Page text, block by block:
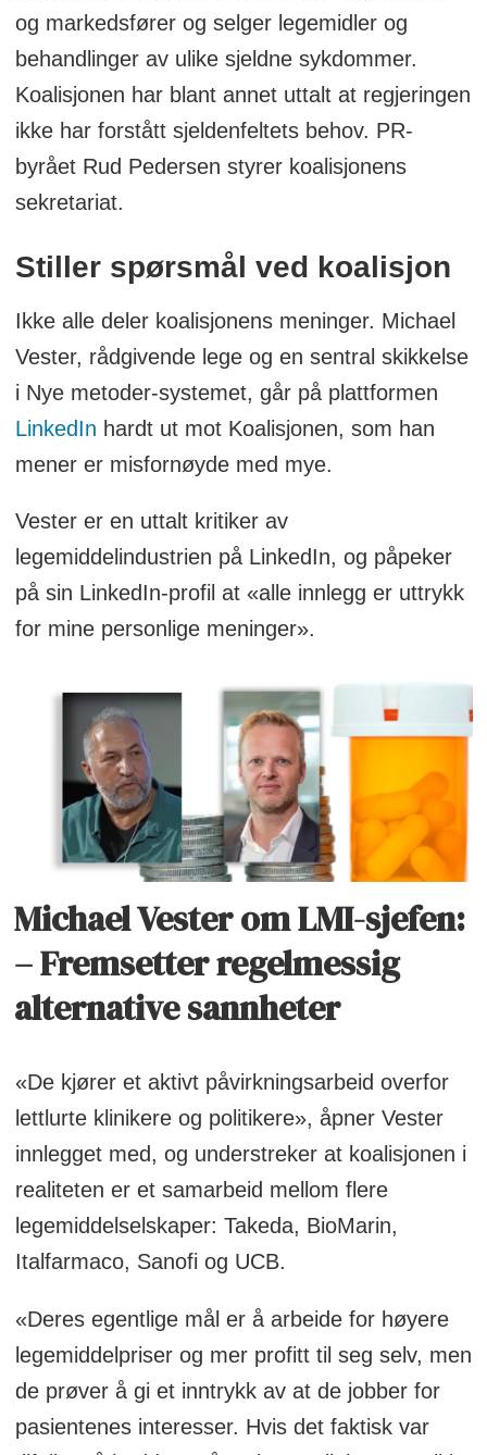
for beslutninger om hvilke legemidler som
skal eller ikke skal innføres i
spesialisthelsetjenesten.
Kilde: Nye metoder
og markedsfører og selger legemidler og
behandlinger av ulike sjeldne sykdommer.
Koalisjonen har blant annet uttalt at regjeringen
ikke har forstått sjeldenfeltets behov. PR-
byrået Rud Pedersen styrer koalisjonens
sekretariat.
Stiller spørsmål ved koalisjon
Ikke alle deler koalisjonens meninger. Michael
Vester, rådgivende lege og en sentral skikkelse
i Nye metoder-systemet, går på plattformen
LinkedIn hardt ut mot Koalisjonen, som han
mener er misfornøyde med mye.
Vester er en uttalt kritiker av
legemiddelindustrien på LinkedIn, og påpeker
på sin LinkedIn-profil at «alle innlegg er uttrykk
for mine personlige meninger».
Michael Vester om LMI-sjefen:
– Fremsetter regelmessig
alternative sannheter
«De kjører et aktivt påvirkningsarbeid overfor
lettlurte klinikere og politikere», åpner Vester
innlegget med, og understreker at koalisjonen i
realiteten er et samarbeid mellom flere
legemiddelselskaper: Takeda, BioMarin,
Italfarmaco, Sanofi og UCB.
«Deres egentlige mål er å arbeide for høyere
legemiddelpriser og mer profitt til seg selv, men
de prøver å gi et inntrykk av at de jobber for
pasientenes interesser. Hvis det faktisk var